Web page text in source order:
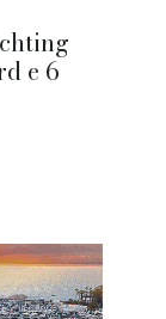
e 6